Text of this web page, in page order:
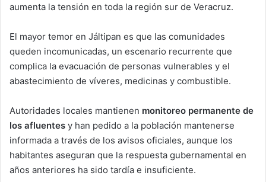
aumenta la tensión en toda la región sur de Veracruz.
El mayor temor en Jáltipan es que las comunidades
queden incomunicadas, un escenario recurrente que
complica la evacuación de personas vulnerables y el
abastecimiento de víveres, medicinas y combustible.
Autoridades locales mantienen monitoreo permanente de
los afluentes y han pedido a la población mantenerse
informada a través de los avisos oficiales, aunque los
habitantes aseguran que la respuesta gubernamental en
años anteriores ha sido tardía e insuficiente.